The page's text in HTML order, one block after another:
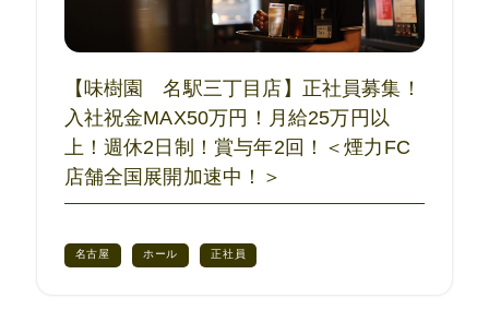
【味樹園 名駅三丁目店】正社員募集！
入社祝金MAX50万円！月給25万円以
上！週休2日制！賞与年2回！＜煙力FC
店舗全国展開加速中！＞
名古屋 ホール 正社員